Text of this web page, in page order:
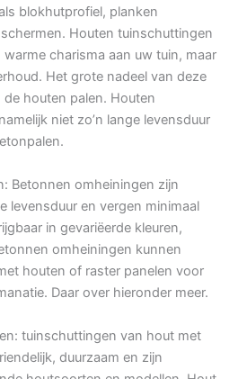
blokhutprofiel, planken
Houten tuinschuttingen
charisma aan uw tuin, maar
Het grote nadeel van deze
houten palen. Houten
niet zo’n lange levensduur
Betonnen omheiningen zijn
levensduur en vergen minimaal
in gevariëerde kleuren,
omheiningen kunnen
houten of raster panelen voor
Daar over hieronder meer.
tuinschuttingen van hout met
duurzaam en zijn